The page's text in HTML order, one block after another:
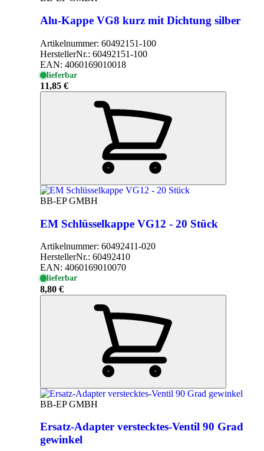
Alu-Kappe VG8 kurz mit Dichtung silber
Artikelnummer: 60492151-100
HerstellerNr.: 60492151-100
EAN: 4060169010018
lieferbar
11,85 €
BB-EP GMBH
EM Schlüsselkappe VG12 - 20 Stück
Artikelnummer: 60492411-020
HerstellerNr.: 60492410
EAN: 4060169010070
lieferbar
8,80 €
BB-EP GMBH
Ersatz-Adapter verstecktes-Ventil 90 Grad
gewinkel